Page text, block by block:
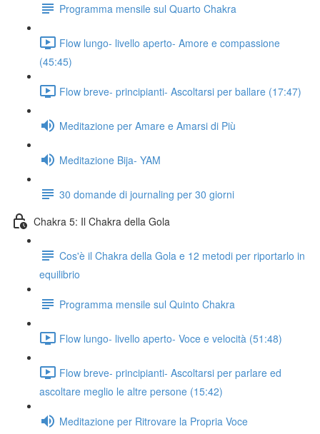
Programma mensile sul Quarto Chakra
Flow lungo- livello aperto- Amore e compassione
(45:45)
Flow breve- principianti- Ascoltarsi per ballare (17:47)
Meditazione per Amare e Amarsi di Più
Meditazione Bija- YAM
30 domande di journaling per 30 giorni
Chakra 5: Il Chakra della Gola
Cos'è il Chakra della Gola e 12 metodi per riportarlo in
equilibrio
Programma mensile sul Quinto Chakra
Flow lungo- livello aperto- Voce e velocità (51:48)
Flow breve- principianti- Ascoltarsi per parlare ed
ascoltare meglio le altre persone (15:42)
Meditazione per Ritrovare la Propria Voce